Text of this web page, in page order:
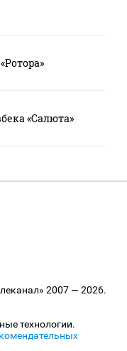
«Салюта»
2007 — 2026.
технологии.